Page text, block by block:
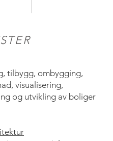
tilbygg, ombygging,
visualisering,
og utvikling av boliger